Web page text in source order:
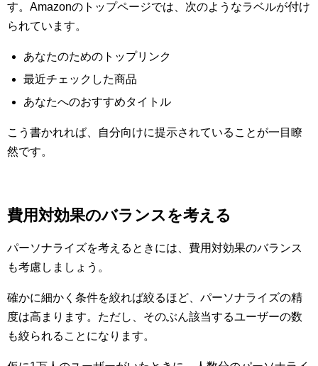
す。Amazonのトップページでは、次のようなラベルが付け
られています。
あなたのためのトップリンク
最近チェックした商品
あなたへのおすすめタイトル
こう書かれれば、自分向けに提示されていることが一目瞭
然です。
費用対効果のバランスを考える
パーソナライズを考えるときには、費用対効果のバランス
も考慮しましょう。
確かに細かく条件を絞れば絞るほど、パーソナライズの精
度は高まります。ただし、そのぶん該当するユーザーの数
も絞られることになります。